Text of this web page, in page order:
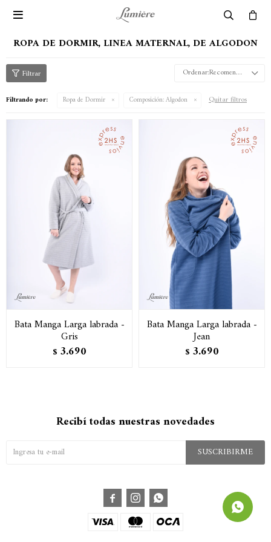

ROPA DE DORMIR, LINEA MATERNAL, DE ALGODON
Recomendados
Filtrando por: Ropa de Dormir Composición:Algodon Quitar filtros
Bata Manga Larga labrada -
Gris
$ 3.690
Bata Manga Larga labrada -
Jean
$ 3.690
Recibí todas nuestras novedades
SUSCRIBIRME
  